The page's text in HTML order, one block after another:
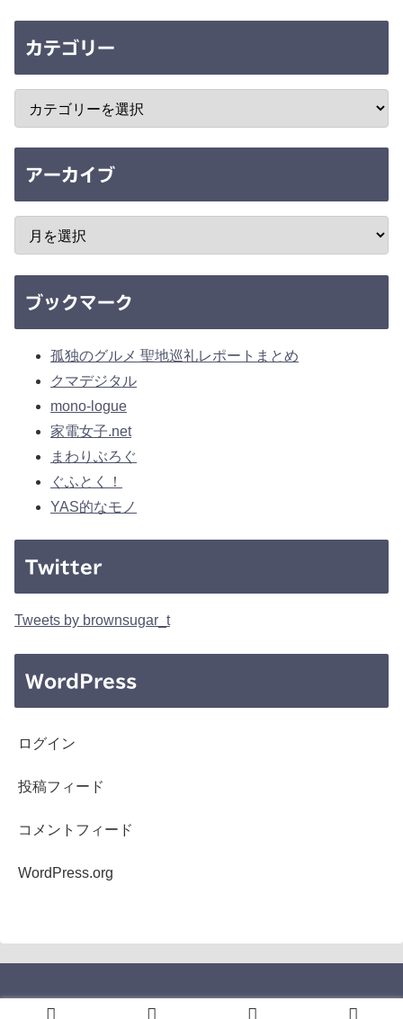
カテゴリー
アーカイブ
ブックマーク
孤独のグルメ 聖地巡礼レポートまとめ
クマデジタル
mono-logue
家電女子.net
まわりぶろぐ
ぐふとく！
YAS的なモノ
Twitter
Tweets by brownsugar_t
WordPress
ログイン
投稿フィード
コメントフィード
WordPress.org